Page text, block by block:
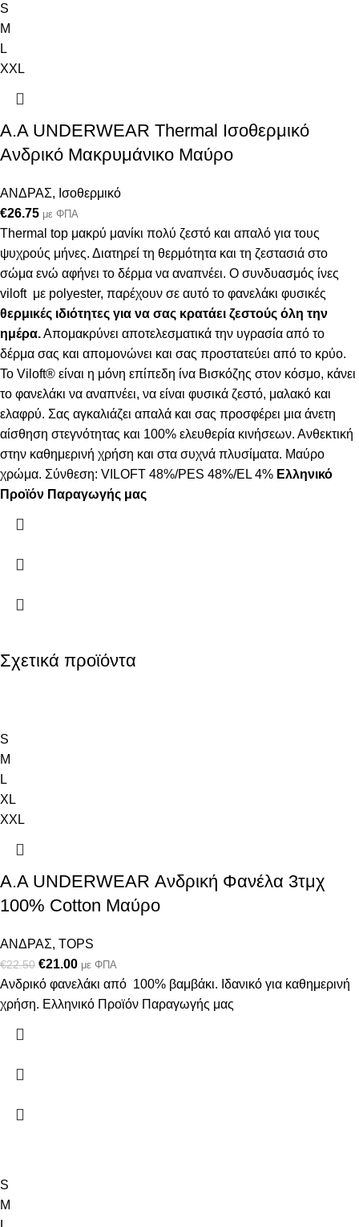
S
M
L
XXL
Α.A UNDERWEAR Thermal Ισοθερμικό
Ανδρικό Μακρυμάνικο Μαύρο
ΑΝΔΡΑΣ, Ισοθερμικό
€26.75 με ΦΠΑ
Thermal top μακρύ μανίκι πολύ ζεστό και απαλό για τους
ψυχρούς μήνες. Διατηρεί τη θερμότητα και τη ζεστασιά στο
σώμα ενώ αφήνει το δέρμα να αναπνέει. Ο συνδυασμός ίνες
viloft με polyester, παρέχουν σε αυτό το φανελάκι φυσικές
θερμικές ιδιότητες για να σας κρατάει ζεστούς όλη την
ημέρα.Απομακρύνει αποτελεσματικά την υγρασία από το
δέρμα σας και απομονώνει και σας προστατεύει από το κρύο.
Το Viloft® είναι η μόνη επίπεδη ίνα Βισκόζης στον κόσμο, κάνει
το φανελάκι να αναπνέει, να είναι φυσικά ζεστό, μαλακό και
ελαφρύ. Σας αγκαλιάζει απαλά και σας προσφέρει μια άνετη
αίσθηση στεγνότητας και 100% ελευθερία κινήσεων. Ανθεκτική
στην καθημερινή χρήση και στα συχνά πλυσίματα. Μαύρο
χρώμα. Σύνθεση: VILOFT 48%/PES 48%/EL 4% Ελληνικό
Προϊόν Παραγωγής μας
Σχετικά προϊόντα
S
M
L
XL
XXL
Α.A UNDERWEAR Ανδρική Φανέλα 3τμχ
100% Cotton Μαύρο
ΑΝΔΡΑΣ, TOPS
€22.50 €21.00 με ΦΠΑ
Ανδρικό φανελάκι από 100% βαμβάκι. Ιδανικό για καθημερινή
χρήση. Ελληνικό Προϊόν Παραγωγής μας
S
M